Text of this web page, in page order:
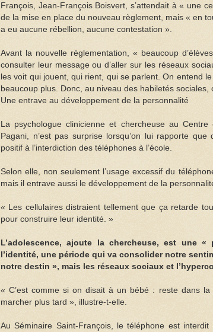
François, Jean-François Boisvert, s’attendait à « une
de la mise en place du nouveau règlement, mais « en
a eu aucune rébellion, aucune contestation ».
Avant la nouvelle réglementation, « beaucoup
consulter leur message ou d’aller sur les réseaux
les voit qui jouent, qui rient, qui se parlent. On entend
beaucoup plus. Donc, au niveau des habiletés sociales,
Une entrave au développement de la personnalité
La psychologue clinicienne et chercheuse au
Pagani, n’est pas surprise lorsqu’on lui rapporte
positif à l’interdiction des téléphones à l’école.
Selon elle, non seulement l’usage excessif du
mais il entrave aussi le développement de la
« Les cellulaires distraient tellement que ça retarde
pour construire leur identité. »
L’adolescence, ajoute la chercheuse, est une
l’identité, une période qui va consolider notre
notre destin », mais les réseaux sociaux et
« C’est comme si on disait à un bébé : reste dans
marcher plus tard », illustre-t-elle.
Au Séminaire Saint-François, le téléphone est